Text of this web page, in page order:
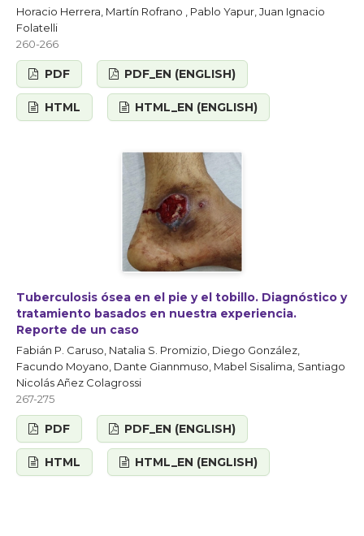
Horacio Herrera, Martín Rofrano , Pablo Yapur, Juan Ignacio
Folatelli
260-266
PDF PDF_EN (ENGLISH)
HTML HTML_EN (ENGLISH)
Tuberculosis ósea en el pie y el tobillo. Diagnóstico y
tratamiento basados en nuestra experiencia.
Reporte de un caso
Fabián P. Caruso, Natalia S. Promizio, Diego González,
Facundo Moyano, Dante Giannmuso, Mabel Sisalima, Santiago
Nicolás Añez Colagrossi
267-275
PDF PDF_EN (ENGLISH)
HTML HTML_EN (ENGLISH)